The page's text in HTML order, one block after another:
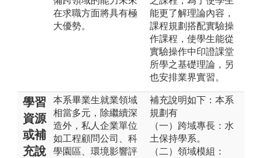
在求職方面將具有極
大優勢。
能更了解理論內容，
課程規劃搭配實驗操
作課程，使學生能從
實驗操作中印證課堂
所學之基礎理論，另
也安排業界實習。
學習
資源
或補
充說
本系畢業生就業領域
相當多元，除繼續深
造外，私人企業單位
如工程顧問公司、科
學園區、環境影響評
補充說明如下：本系
規劃有
（一）跨域專長：水
土保持學系。
（二）領域模組：